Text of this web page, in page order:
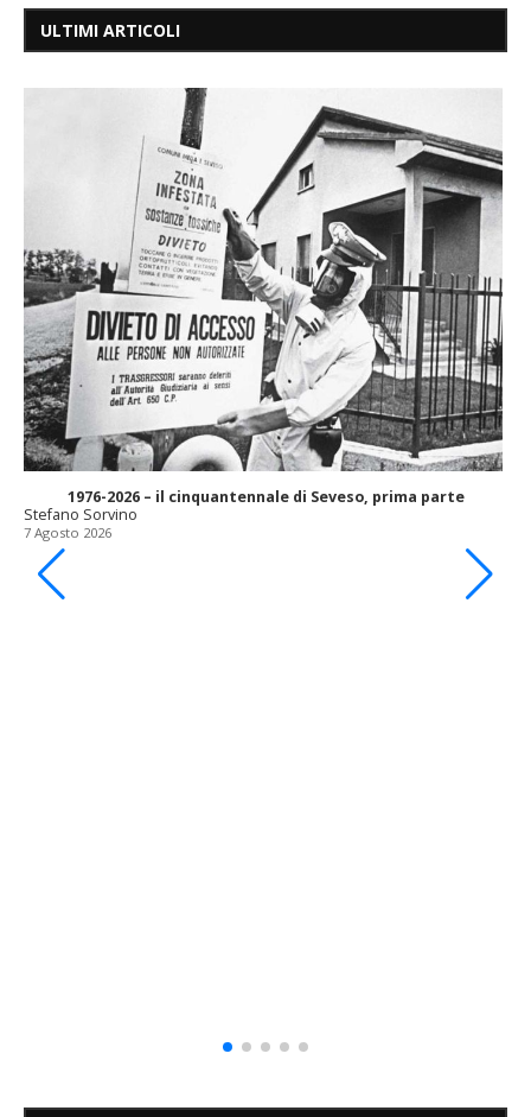
ULTIMI ARTICOLI
1976-2026 – il cinquantennale di Seveso, prima parte
Stefano Sorvino
7 Agosto 2026